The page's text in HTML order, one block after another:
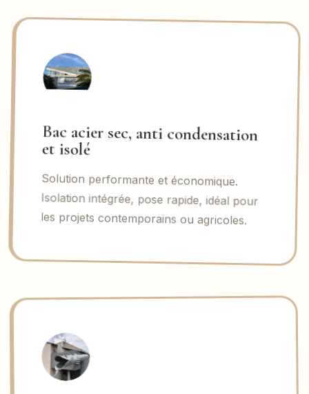
Bac acier sec, anti condensation
et isolé
Solution performante et économique.
Isolation intégrée, pose rapide, idéal pour
les projets contemporains ou agricoles.